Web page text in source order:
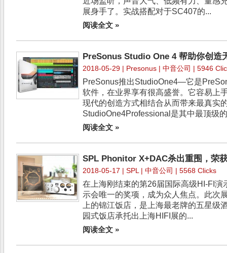
展身手了。实战搭配对于SC407的...
阅读全文 »
PreSonus Studio One 4 帮助你创造
2018-05-29 | Presonus | 中音公司 | 5946
PreSonus推出StudioOne4—它是
软件，在业界享有很高盛誉。它容易上
现代的创造方式相结合从而带来最真实
StudioOne4Professional是其中最顶级
阅读全文 »
SPL Phonitor X+DAC杀出重围，荣
2018-05-17 |SPL| 中音公司 | 5568 Clicks
在上海刚结束的第26届国际高级HI-FI
示会唯一的奖项，成为众人焦点。此次
上的锦江饭店，是上海最老牌的五星级
园式饭店承托出上海HIFI展的...
阅读全文 »